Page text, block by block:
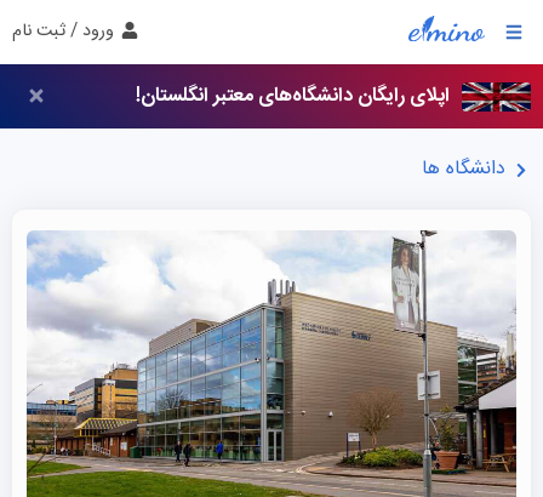
ورود / ثبت نام
اپلای رایگان دانشگاه‌های معتبر انگلستان!
دانشگاه ها